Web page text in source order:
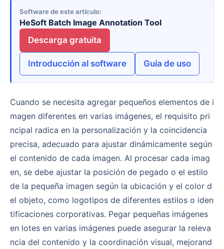
Software de este artículo
HeSoft Batch Image Annotation Tool
Descarga gratuita
Introducción al software Guía de uso
Cuando se necesita agregar pequeños elementos de i
magen diferentes en varias imágenes, el requisito pri
ncipal radica en la personalización y la coincidencia
precisa, adecuado para ajustar dinámicamente según
el contenido de cada imagen. Al procesar cada imag
en, se debe ajustar la posición de pegado o el estilo
de la pequeña imagen según la ubicación y el color d
el objeto, como logotipos de diferentes estilos o iden
tificaciones corporativas. Pegar pequeñas imágenes
en lotes en varias imágenes puede asegurar la releva
ncia del contenido y la coordinación visual, mejorand